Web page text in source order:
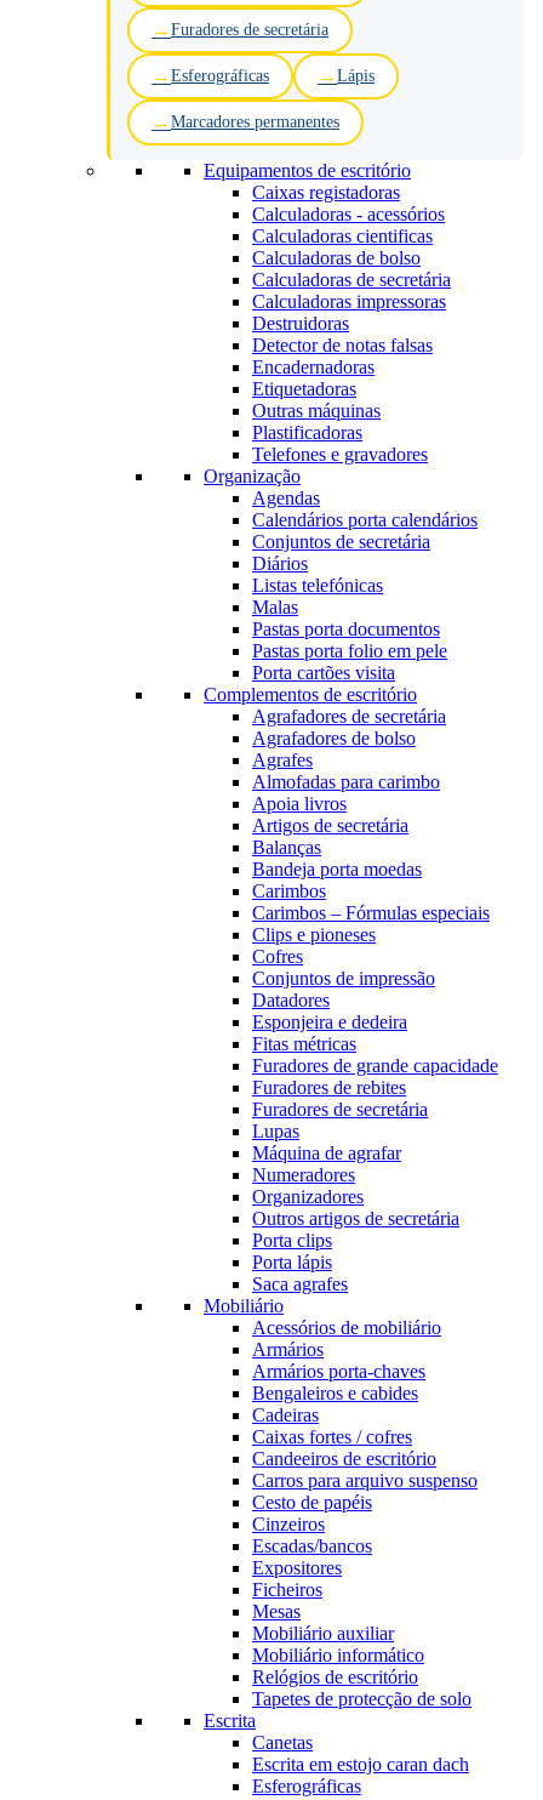
Furadores de secretária
Esferográficas Lápis
Marcadores permanentes
Equipamentos de escritório
Caixas registadoras
Calculadoras - acessórios
Calculadoras cientificas
Calculadoras de bolso
Calculadoras de secretária
Calculadoras impressoras
Destruidoras
Detector de notas falsas
Encadernadoras
Etiquetadoras
Outras máquinas
Plastificadoras
Telefones e gravadores
Organização
Agendas
Calendários porta calendários
Conjuntos de secretária
Diários
Listas telefónicas
Malas
Pastas porta documentos
Pastas porta folio em pele
Porta cartões visita
Complementos de escritório
Agrafadores de secretária
Agrafadores de bolso
Agrafes
Almofadas para carimbo
Apoia livros
Artigos de secretária
Balanças
Bandeja porta moedas
Carimbos
Carimbos – Fórmulas especiais
Clips e pioneses
Cofres
Conjuntos de impressão
Datadores
Esponjeira e dedeira
Fitas métricas
Furadores de grande capacidade
Furadores de rebites
Furadores de secretária
Lupas
Máquina de agrafar
Numeradores
Organizadores
Outros artigos de secretária
Porta clips
Porta lápis
Saca agrafes
Mobiliário
Acessórios de mobiliário
Armários
Armários porta-chaves
Bengaleiros e cabides
Cadeiras
Caixas fortes / cofres
Candeeiros de escritório
Carros para arquivo suspenso
Cesto de papéis
Cinzeiros
Escadas/bancos
Expositores
Ficheiros
Mesas
Mobiliário auxiliar
Mobiliário informático
Relógios de escritório
Tapetes de protecção de solo
Escrita
Canetas
Escrita em estojo caran dach
Esferográficas